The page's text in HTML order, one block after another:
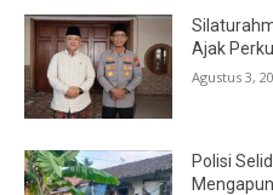
Ajak
Agustus 3,
Polisi